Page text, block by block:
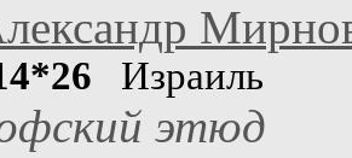
Израиль
этюд